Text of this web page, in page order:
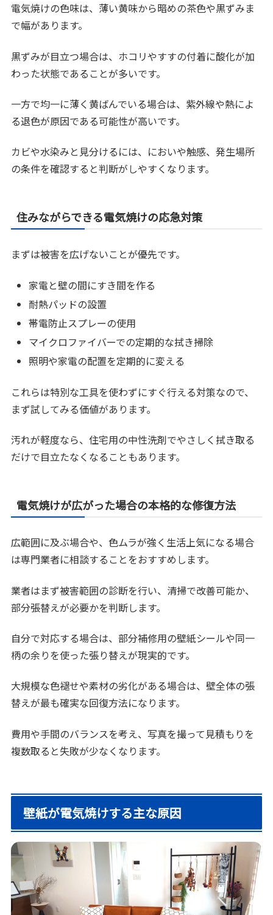
電気焼けの色味は、薄い黄味から暗めの茶色や黒ずみま
で幅があります。
黒ずみが目立つ場合は、ホコリやすすの付着に酸化が加
わった状態であることが多いです。
一方で均一に薄く黄ばんでいる場合は、紫外線や熱によ
る退色が原因である可能性が高いです。
カビや水染みと見分けるには、においや触感、発生場所
の条件を確認すると判断がしやすくなります。
住みながらできる電気焼けの応急対策
まずは被害を広げないことが優先です。
家電と壁の間にすき間を作る
耐熱パッドの設置
帯電防止スプレーの使用
マイクロファイバーでの定期的な拭き掃除
照明や家電の配置を定期的に変える
これらは特別な工具を使わずにすぐ行える対策なので、
まず試してみる価値があります。
汚れが軽度なら、住宅用の中性洗剤でやさしく拭き取る
だけで目立たなくなることもあります。
電気焼けが広がった場合の本格的な修復方法
広範囲に及ぶ場合や、色ムラが強く生活上気になる場合
は専門業者に相談することをおすすめします。
業者はまず被害範囲の診断を行い、清掃で改善可能か、
部分張替えが必要かを判断します。
自分で対応する場合は、部分補修用の壁紙シールや同一
柄の余りを使った張り替えが現実的です。
大規模な色褪せや素材の劣化がある場合は、壁全体の張
替えが最も確実な回復方法になります。
費用や手間のバランスを考え、写真を撮って見積もりを
複数取ると失敗が少なくなります。
壁紙が電気焼けする主な原因